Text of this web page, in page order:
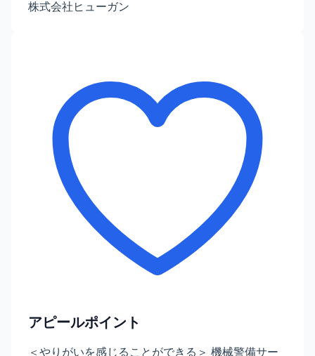
株式会社ヒューガン
アピールポイント
＜やりがいを感じることができる＞ 機械警備サー